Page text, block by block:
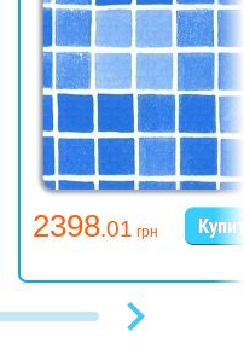
2398.01 грн